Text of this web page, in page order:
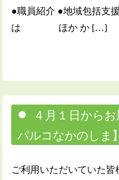
●職員紹介 ●地域包括支
は ほか か […]
４月１日から
パルコなかのしま】
ご利用いただいていた